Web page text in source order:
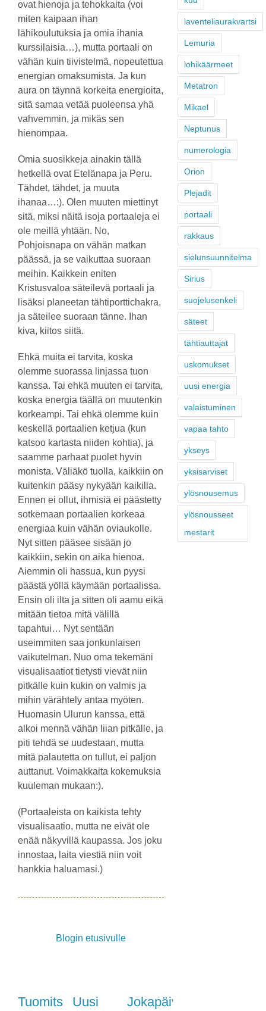
ovat hienoja ja tehokkaita (voi
miten kaipaan ihan
lähikoulutuksia ja omia ihania
kurssilaisia…), mutta portaali on
vähän kuin tiivistelmä, nopeutettua
energian omaksumista. Ja kun
aura on täynnä korkeita energioita,
sitä samaa vetää puoleensa yhä
vahvemmin, ja mikäs sen
hienompaa.
Omia suosikkeja ainakin tällä
hetkellä ovat Etelänapa ja Peru.
Tähdet, tähdet, ja muuta
ihanaa…:). Olen muuten miettinyt
sitä, miksi näitä isoja portaaleja ei
ole meillä yhtään. No,
Pohjoisnapa on vähän matkan
päässä, ja se vaikuttaa suoraan
meihin. Kaikkein eniten
Kristusvaloa säteilevä portaali ja
lisäksi planeetan tähtiporttichakra,
ja säteilee suoraan tänne. Ihan
kiva, kiitos siitä.
Ehkä muita ei tarvita, koska
olemme suorassa linjassa tuon
kanssa. Tai ehkä muuten ei tarvita,
koska energia täällä on muutenkin
korkeampi. Tai ehkä olemme kuin
keskellä portaalien ketjua (kun
katsoo kartasta niiden kohtia), ja
saamme parhaat puolet hyvin
monista. Väliäkö tuolla, kaikkiin on
kuitenkin pääsy nykyään kaikilla.
Ennen ei ollut, ihmisiä ei päästetty
sotkemaan portaalien korkeaa
energiaa kuin vähän oviaukolle.
Nyt sitten pääsee sisään jo
kaikkiin, sekin on aika hienoa.
Aiemmin oli hassua, kun pyysi
päästä yöllä käymään portaalissa.
Ensin oli ilta ja sitten oli aamu eikä
mitään tietoa mitä välillä
tapahtui… Nyt sentään
useimmiten saa jonkunlaisen
vaikutelman. Nuo oma tekemäni
visualisaatiot tietysti vievät niin
pitkälle kuin kukin on valmis ja
mihin värähtely antaa myöten.
Huomasin Ulurun kanssa, että
alkoi mennä vähän liian pitkälle, ja
piti tehdä se uudestaan, mutta
mitä palautetta on tullut, ei paljon
auttanut. Voimakkaita kokemuksia
kuuleman mukaan:).
(Portaaleista on kaikista tehty
visualisaatio, mutta ne eivät ole
enää näkyvillä kaupassa. Jos joku
innostaa, laita viestiä niin voit
hankkia haluamasi.)
Blogin etusivulle
Tuomitsemisen
Uusi
Jokapäiväinen
laventeliaurakvartsi
Lemuria
lohikäärmeet
Metatron
Mikael
Neptunus
numerologia
Orion
Plejadit
portaali
rakkaus
sielunsuunnitelma
Sirius
suojelusenkeli
säteet
tähtiauttajat
uskomukset
uusi energia
valaistuminen
vapaa tahto
ykseys
yksisarviset
ylösnousemus
ylösnousseet
mestarit